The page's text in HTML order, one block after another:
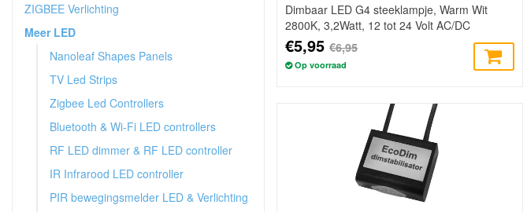
ZIGBEE Verlichting
Meer LED
Nanoleaf Shapes Panels
TV Led Strips
Zigbee Led Controllers
Bluetooth & Wi-Fi LED controllers
RF LED dimmer & RF LED controller
IR Infrarood LED controller
PIR bewegingsmelder LED & Verlichting
Dimbaar LED G4 steeklampje, Warm Wit
2800K, 3,2Watt, 12 tot 24 Volt AC/DC
€5,95 €6,95
Op voorraad